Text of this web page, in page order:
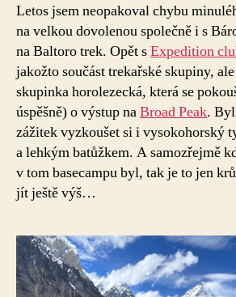
Letos jsem neopakoval chybu
na velkou dovolenou společně i s
na Baltoro trek. Opět sExpedition
jakožto součást trekařské skupiny,
skupinka horolezecká, která se
úspěšně) o výstup naBroad Peak.
zážitek vyzkoušet si i vysokohorský
a lehkým batůžkem. A samozřejmě
v tom basecampu byl, tak je to jen
jít ještě výš…